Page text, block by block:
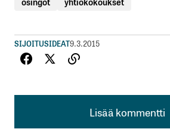
SIJOITUSIDEAT9.3.2015
Lisää kommentti